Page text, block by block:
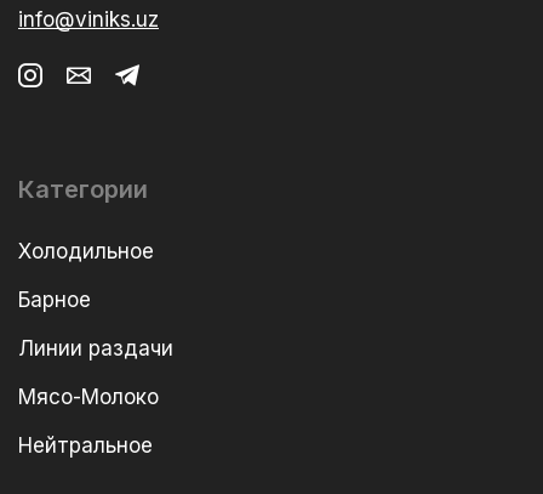
info@viniks.uz
Категории
Холодильное
Барное
Линии раздачи
Мясо-Молоко
Нейтральное